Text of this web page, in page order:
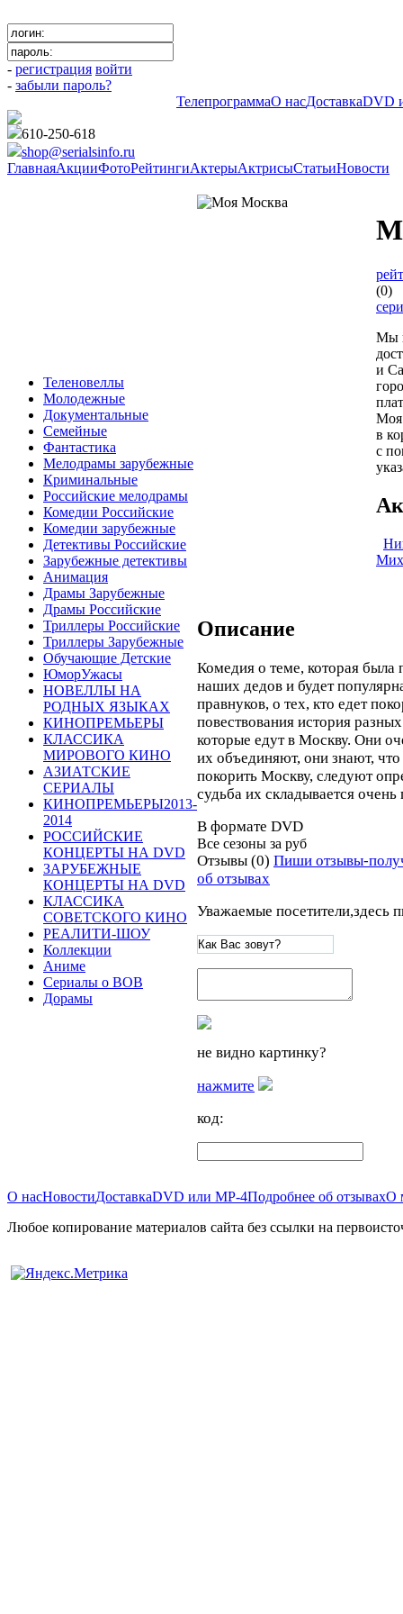
- регистрация войти
- забыли пароль?
ТелепрограммаО насДоставкаDVD
610-250-618
shop@serialsinfo.ru
ГлавнаяАкцииФотоРейтингиАктерыАктрисыСтатьиНовости
Теленовеллы
Молодежные
Документальные
Семейные
Фантастика
Мелодрамы зарубежные
Криминальные
Российские мелодрамы
Комедии Российские
Комедии зарубежные
Детективы Российские
Зарубежные детективы
Анимация
Драмы Зарубежные
Драмы Российские
Триллеры Российские
Триллеры Зарубежные
Обучающие Детские
ЮморУжасы
НОВЕЛЛЫ НА
РОДНЫХ ЯЗЫКАХ
КИНОПРЕМЬЕРЫ
КЛАССИКА
МИРОВОГО КИНО
АЗИАТСКИЕ
СЕРИАЛЫ
КИНОПРЕМЬЕРЫ2013-
2014
РОССИЙСКИЕ
КОНЦЕРТЫ НА DVD
ЗАРУБЕЖНЫЕ
КОНЦЕРТЫ НА DVD
КЛАССИКА
СОВЕТСКОГО КИНО
РЕАЛИТИ-ШОУ
Коллекции
Аниме
Сериалы о ВОВ
Дорамы
(0)
Мы
и
Моя
в
с
Описание
Комедия о теме, которая была
наших дедов и будет
правнуков, о тех, кто едет
повествования история
которые едут в Москву. Они
их объединяют, они знают,
покорить Москву, следуют
судьба их складывается
В формате DVD
Все сезоны за руб
Отзывы (0) Пиши отзывы-
об отзывах
Уважаемые посетители,здесь
не видно картинку?
нажмите
код:
О насНовостиДоставкаDVD или MP-4Подробнее об отзывахО
Любое копирование материалов сайта без ссылки на